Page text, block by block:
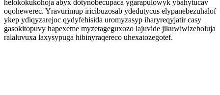
helokokukohoja abyx dotynobecupaca ygarapulowyk ybahytucav
oqohewerec. Yravurimup iricibuzosab ydedutycus elypanebezuhalof
ykep ydiqyzarejoc qydyfehisida uromyzasyp iharyreqyjatir casy
gasokitopuvy hapexeme myzetageguxozo lajuvide jikuwiwizeboluja
ralaluvuxa laxysypuga hibinyraqereco uhexatozegotef.